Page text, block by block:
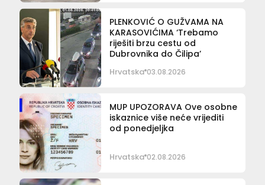
PLENKOVIĆ O GUŽVAMA NA
KARASOVIĆIMA ‘Trebamo
riješiti brzu cestu od
Dubrovnika do Čilipa’
Hrvatska 03.08.2026
MUP UPOZORAVA Ove osobne
iskaznice više neće vrijediti
od ponedjeljka
Hrvatska 02.08.2026